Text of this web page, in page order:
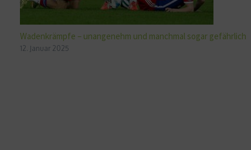
Wadenkrämpfe – unangenehm und manchmal sogar gefährlich
12. Januar 2025